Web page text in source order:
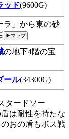
ッド(9600G)
ラ」から東の砂
▶マップ
の地下4階の宝
ール(34300G)
タードソー
は耐性を持たな
おの盾もボス戦